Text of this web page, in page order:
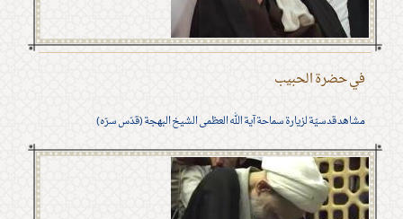
في حضرة الحبيب
مشاهد قدسيّة لزيارة سماحة آية الله العظمى الشيخ البهجة (قدّس سرّه)